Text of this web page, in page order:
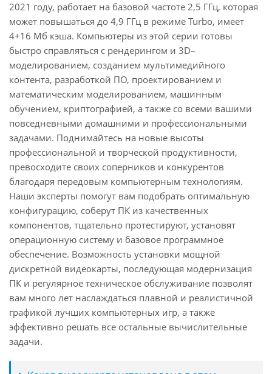
2021 году, работает на базовой частоте 2,5 ГГц, которая
может повышаться до 4,9 ГГц в режиме Turbo, имеет
4+16 Мб кэша. Компьютеры из этой серии готовы
быстро справляться с рендерингом и 3D–
моделированием, созданием мультимедийного
контента, разработкой ПО, проектированием и
математическим моделированием, машинным
обучением, криптографией, а также со всеми вашими
повседневными домашними и профессиональными
задачами. Поднимайтесь на новые высоты
профессиональной и творческой продуктивности,
превосходите своих соперников и конкурентов
благодаря передовым компьютерным технологиям.
Наши эксперты помогут вам подобрать оптимальную
конфигурацию, соберут ПК из качественных
компонентов, тщательно протестируют, установят
операционную систему и базовое программное
обеспечение. Возможность установки мощной
дискретной видеокарты, последующая модернизация
ПК и регулярное техническое обслуживание позволят
вам много лет наслаждаться плавной и реалистичной
графикой лучших компьютерных игр, а также
эффективно решать все остальные вычислительные
задачи.